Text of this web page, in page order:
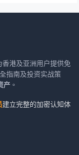
港及亚洲用户提供免
指南及投资实战策
产 。
建立完整的加密认知体